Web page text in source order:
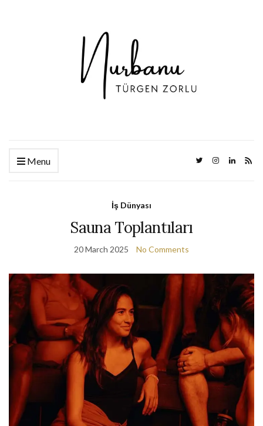
Menu
İş Dünyası
Sauna Toplantıları
20 March 2025 No Comments